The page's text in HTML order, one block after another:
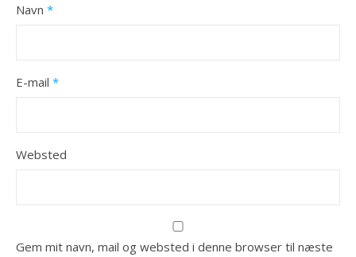
Navn *
E-mail *
Websted
Gem mit navn, mail og websted i denne browser til næste